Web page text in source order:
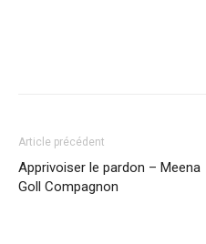
Article précédent
Apprivoiser le pardon – Meena
Goll Compagnon